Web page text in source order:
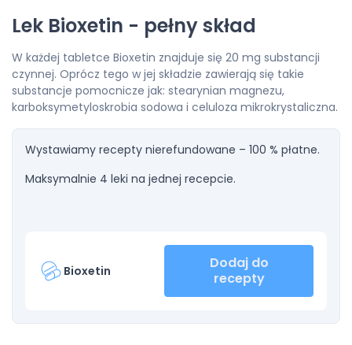
Lek Bioxetin - pełny skład
W każdej tabletce Bioxetin znajduje się 20 mg substancji
czynnej. Oprócz tego w jej składzie zawierają się takie
substancje pomocnicze jak: stearynian magnezu,
karboksymetyloskrobia sodowa i celuloza mikrokrystaliczna.
Wystawiamy recepty nierefundowane – 100 % płatne.
Maksymalnie 4 leki na jednej recepcie.
Bioxetin
Dodaj do
recepty